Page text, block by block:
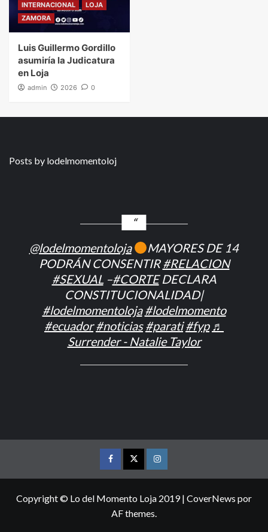
INTERNACIONAL
LOJA
ZAMORA
Luis Guillermo Gordillo
asumiría la Judicatura
en Loja
admin 2026 0
Posts by lodelmomentoloj
@lodelmomentoloja
MAYORES DE 14
PODRÁN CONSENTIR#RELACION
#SEXUAL–#CORTEDECLARA
CONSTITUCIONALIDAD|
#lodelmomentoloja #lodelmomento
#ecuador #noticias #parati #fyp ♬
Surrender - Natalie Taylor
FACEBOOK
TWITTERINSTAGRAM
Copyright © Lo del Momento Loja 2019| CoverNews por
AF themes.